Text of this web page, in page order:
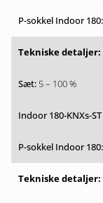
5 – 100 %